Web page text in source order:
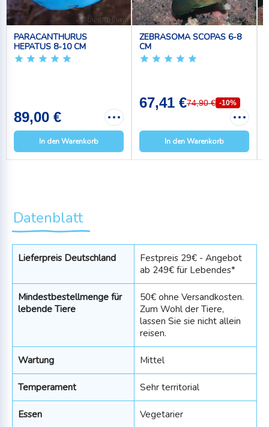
PARACANTHURUS
HEPATUS 8-10 CM
89,00 €
In den Warenkorb
ZEBRASOMA SCOPAS 6-8
CM
67,41 €74,90 € -10%
In den Warenkorb
Datenblatt
Lieferpreis Deutschland
Festpreis 29€ - Angebot
ab 249€ für Lebendes*
Mindestbestellmenge für
lebende Tiere
50€ ohne Versandkosten.
Zum Wohl der Tiere,
lassen Sie sie nicht allein
reisen.
Wartung Mittel
Temperament Sehr territorial
Essen Vegetarier